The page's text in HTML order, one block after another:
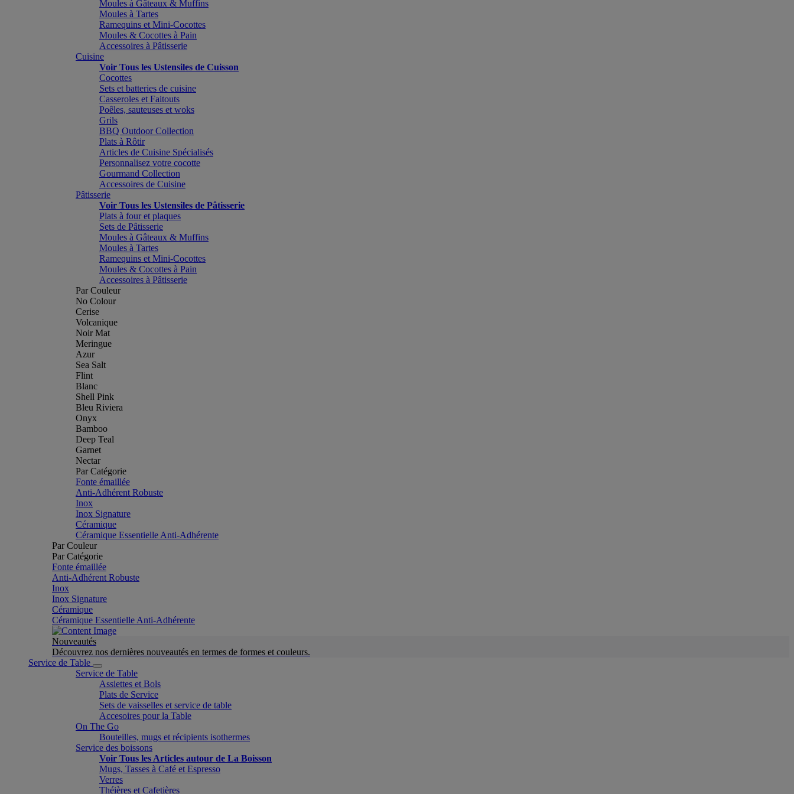
Moules à Gâteaux & Muffins
Moules à Tartes
Ramequins et Mini-Cocottes
Moules & Cocottes à Pain
Accessoires à Pâtisserie
Cuisine
Voir Tous les Ustensiles de Cuisson
Cocottes
Sets et batteries de cuisine
Casseroles et Faitouts
Poêles, sauteuses et woks
Grils
BBQ Outdoor Collection
Plats à Rôtir
Articles de Cuisine Spécialisés
Personnalisez votre cocotte
Gourmand Collection
Accessoires de Cuisine
Pâtisserie
Voir Tous les Ustensiles de Pâtisserie
Plats à four et plaques
Sets de Pâtisserie
Moules à Gâteaux & Muffins
Moules à Tartes
Ramequins et Mini-Cocottes
Moules & Cocottes à Pain
Accessoires à Pâtisserie
Par Couleur
No Colour
Cerise
Volcanique
Noir Mat
Meringue
Azur
Sea Salt
Flint
Blanc
Shell Pink
Bleu Riviera
Onyx
Bamboo
Deep Teal
Garnet
Nectar
Par Catégorie
Fonte émaillée
Anti-Adhérent Robuste
Inox
Inox Signature
Céramique
Céramique Essentielle Anti-Adhérente
Par Couleur
Par Catégorie
Fonte émaillée
Anti-Adhérent Robuste
Inox
Inox Signature
Céramique
Céramique Essentielle Anti-Adhérente
Nouveautés
Découvrez nos dernières nouveautés en termes de formes et couleurs.
Service de Table
Service de Table
Assiettes et Bols
Plats de Service
Sets de vaisselles et service de table
Accesoires pour la Table
On The Go
Bouteilles, mugs et récipients isothermes
Service des boissons
Voir Tous les Articles autour de La Boisson
Mugs, Tasses à Café et Espresso
Verres
Théières et Cafetières